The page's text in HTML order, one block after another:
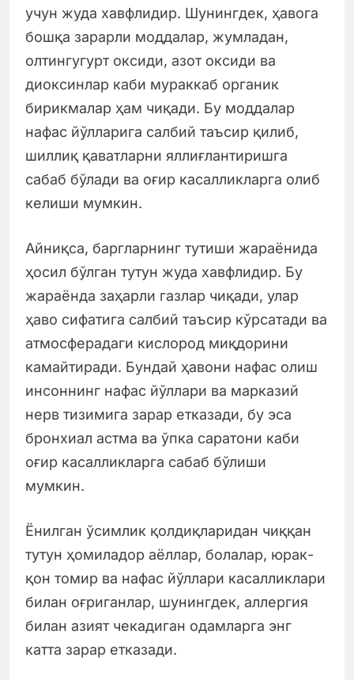
учун жуда хавфлидир. Шунингдек, ҳавога
бошқа зарарли моддалар, жумладан,
олтингугурт оксиди, азот оксиди ва
диоксинлар каби мураккаб органик
бирикмалар ҳам чиқади. Бу моддалар
нафас йўлларига салбий таъсир қилиб,
шиллиқ қаватларни яллиғлантиришга
сабаб бўлади ва оғир касалликларга олиб
келиши мумкин.
Айниқса, баргларнинг тутиши жараёнида
ҳосил бўлган тутун жуда хавфлидир. Бу
жараёнда заҳарли газлар чиқади, улар
ҳаво сифатига салбий таъсир кўрсатади ва
атмосферадаги кислород миқдорини
камайтиради. Бундай ҳавони нафас олиш
инсоннинг нафас йўллари ва марказий
нерв тизимига зарар етказади, бу эса
бронхиал астма ва ўпка саратони каби
оғир касалликларга сабаб бўлиши
мумкин.
Ёнилган ўсимлик қолдиқларидан чиққан
тутун ҳомиладор аёллар, болалар, юрак-
қон томир ва нафас йўллари касалликлари
билан оғриганлар, шунингдек, аллергия
билан азият чекадиган одамларга энг
катта зарар етказади.